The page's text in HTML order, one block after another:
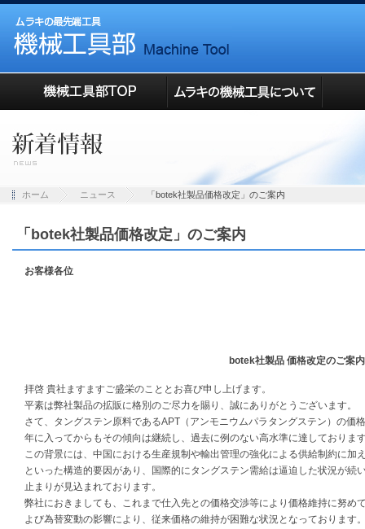
ホーム ニュース 「botek社製品価格改定」のご案内
「botek社製品価格改定」のご案内
お客様各位
botek社製品 価格改定のご案内
拝啓 貴社ますますご盛栄のこととお喜び申し上げます。
平素は弊社製品の拡販に格別のご尽力を賜り、誠にありがとうございます。
さて、タングステン原料であるAPT（アンモニウムパラタングステン）の価
年に入ってからもその傾向は継続し、過去に例のない高水準に達しておりま
この背景には、中国における生産規制や輸出管理の強化による供給制約に加
といった構造的要因があり、国際的にタングステン需給は逼迫した状況が続
止まりが見込まれております。
弊社におきましても、これまで仕入先との価格交渉等により価格維持に努め
よび為替変動の影響により、従来価格の維持が困難な状況となっております